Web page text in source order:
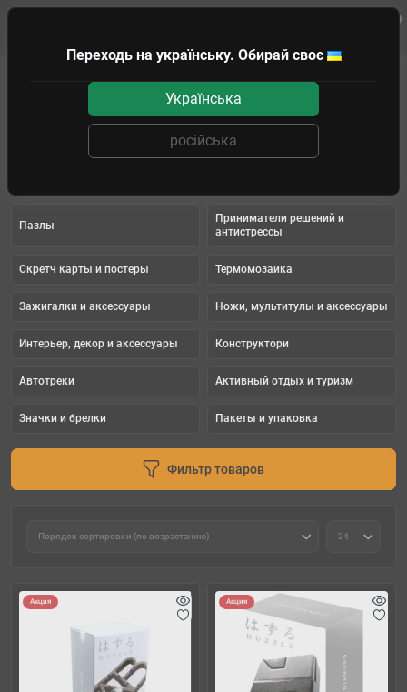
Подарки и головоломки
Головоломки и Кубики Рубика Наборы для фокусов
Пазлы
Приниматели решений и
антистрессы
Cкретч карты и постеры Термомозаика
Зажигалки и аксессуары Ножи, мультитулы и аксессуары
Интерьер, декор и аксессуары Конструктори
Автотреки Активный отдых и туризм
Значки и брелки Пакеты и упаковка
Фильтр товаров
Акция Акция
Переходь на українську. Обирай своє
Українська
російська